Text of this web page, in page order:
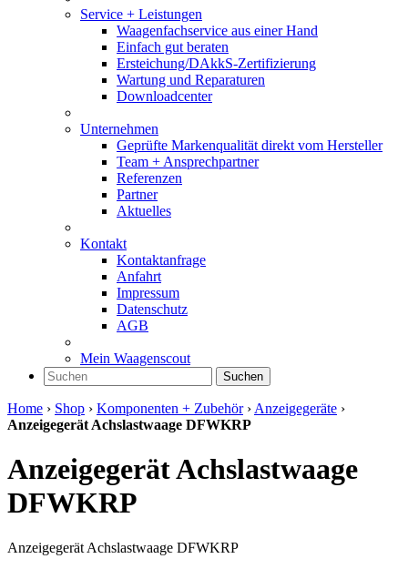
Service + Leistungen
Waagenfachservice aus einer Hand
Einfach gut beraten
Ersteichung/DAkkS-Zertifizierung
Wartung und Reparaturen
Downloadcenter
Unternehmen
Geprüfte Markenqualität direkt vom Hersteller
Team + Ansprechpartner
Referenzen
Partner
Aktuelles
Kontakt
Kontaktanfrage
Anfahrt
Impressum
Datenschutz
AGB
Mein Waagenscout
Suchen
Home › Shop › Komponenten + Zubehör› Anzeigegeräte ›
Anzeigegerät Achslastwaage DFWKRP
Anzeigegerät Achslastwaage
DFWKRP
Anzeigegerät Achslastwaage DFWKRP